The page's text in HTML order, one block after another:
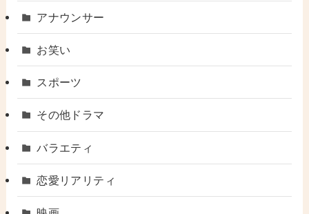
アナウンサー
お笑い
スポーツ
その他ドラマ
バラエティ
恋愛リアリティ